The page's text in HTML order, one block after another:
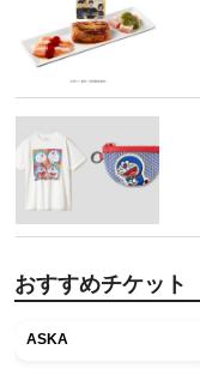
おすすめチケット
ASKA